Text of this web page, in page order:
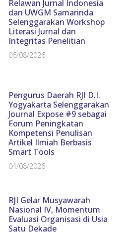
Relawan Jurnal Indonesia
dan UWGM Samarinda
Selenggarakan Workshop
Literasi Jurnal dan
Integritas Penelitian
06/08/2026
Pengurus Daerah RJI D.I.
Yogyakarta Selenggarakan
Journal Expose #9 sebagai
Forum Peningkatan
Kompetensi Penulisan
Artikel Ilmiah Berbasis
Smart Tools
04/08/2026
RJI Gelar Musyawarah
Nasional IV, Momentum
Evaluasi Organisasi di Usia
Satu Dekade